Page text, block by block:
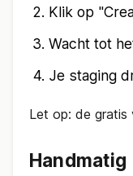
Klik op
Wacht tot
Je staging
Let op: de gratis
Handmatig